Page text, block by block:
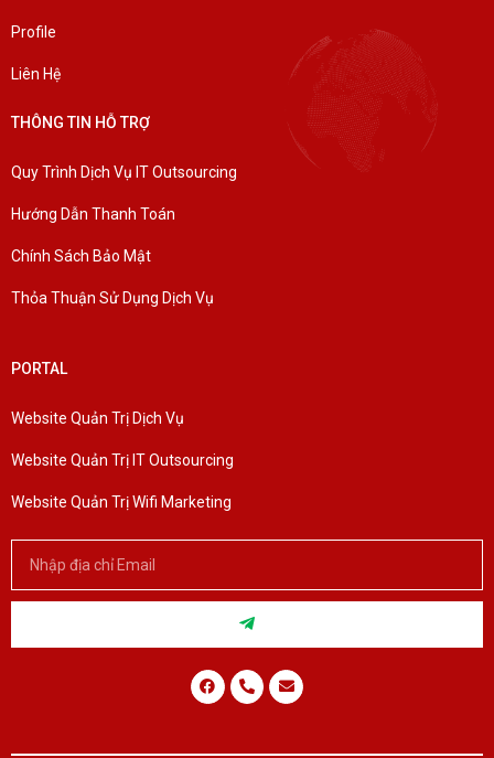
Profile
Liên Hệ
THÔNG TIN HỖ TRỢ
Quy Trình Dịch Vụ IT Outsourcing
Hướng Dẫn Thanh Toán
Chính Sách Bảo Mật
Thỏa Thuận Sử Dụng Dịch Vụ
PORTAL
Website Quản Trị Dịch Vụ
Website Quản Trị IT Outsourcing
Website Quản Trị Wifi Marketing